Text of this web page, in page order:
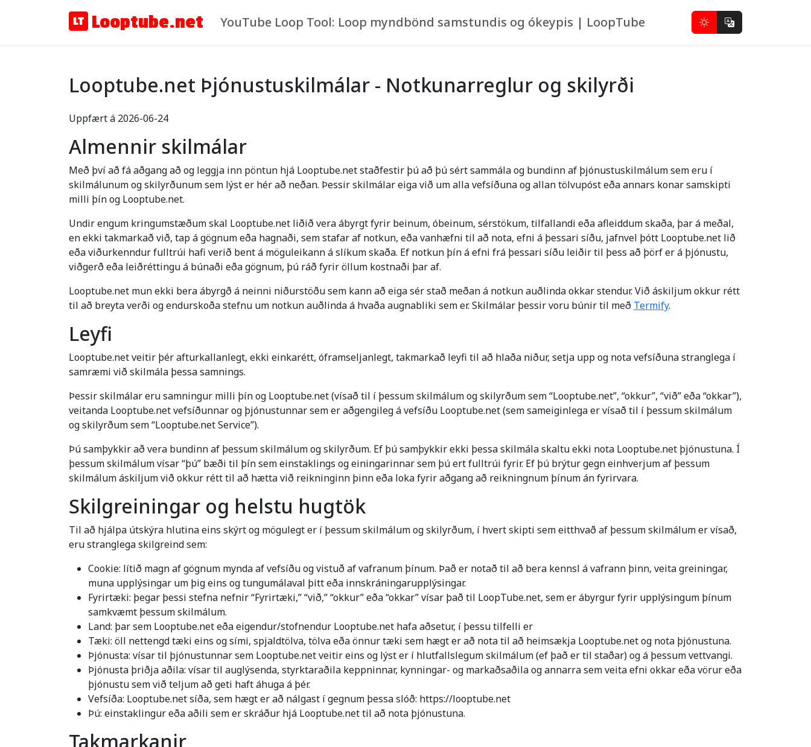
Looptube.net YouTube Loop Tool: Loop myndbönd samstundis og ókeypis | LoopTube
Looptube.net Þjónustuskilmálar - Notkunarreglur og skilyrði
Uppfært á 2026-06-24
Almennir skilmálar
Með því að fá aðgang að og leggja inn pöntun hjá Looptube.net staðfestir þú að þú sért sammála og bundinn af þjónustuskilmálum sem eru í
skilmálunum og skilyrðunum sem lýst er hér að neðan. Þessir skilmálar eiga við um alla vefsíðuna og allan tölvupóst eða annars konar samskipti
milli þín og Looptube.net.
Undir engum kringumstæðum skal Looptube.net liðið vera ábyrgt fyrir beinum, óbeinum, sérstökum, tilfallandi eða afleiddum skaða, þar á meðal,
en ekki takmarkað við, tap á gögnum eða hagnaði, sem stafar af notkun, eða vanhæfni til að nota, efni á þessari síðu, jafnvel þótt Looptube.net lið
eða viðurkenndur fulltrúi hafi verið bent á möguleikann á slíkum skaða. Ef notkun þín á efni frá þessari síðu leiðir til þess að þörf er á þjónustu,
viðgerð eða leiðréttingu á búnaði eða gögnum, þú ráð fyrir öllum kostnaði þar af.
Looptube.net mun ekki bera ábyrgð á neinni niðurstöðu sem kann að eiga sér stað meðan á notkun auðlinda okkar stendur. Við áskiljum okkur rétt
til að breyta verði og endurskoða stefnu um notkun auðlinda á hvaða augnabliki sem er. Skilmálar þessir voru búnir til með Termify.
Leyfi
Looptube.net veitir þér afturkallanlegt, ekki einkarétt, óframseljanlegt, takmarkað leyfi til að hlaða niður, setja upp og nota vefsíðuna stranglega í
samræmi við skilmála þessa samnings.
Þessir skilmálar eru samningur milli þín og Looptube.net (vísað til í þessum skilmálum og skilyrðum sem “Looptube.net”, “okkur”, “við” eða “okkar”),
veitanda Looptube.net vefsíðunnar og þjónustunnar sem er aðgengileg á vefsíðu Looptube.net (sem sameiginlega er vísað til í þessum skilmálum
og skilyrðum sem “Looptube.net Service”).
Þú samþykkir að vera bundinn af þessum skilmálum og skilyrðum. Ef þú samþykkir ekki þessa skilmála skaltu ekki nota Looptube.net þjónustuna. Í
þessum skilmálum vísar “þú” bæði til þín sem einstaklings og einingarinnar sem þú ert fulltrúi fyrir. Ef þú brýtur gegn einhverjum af þessum
skilmálum áskiljum við okkur rétt til að hætta við reikninginn þinn eða loka fyrir aðgang að reikningnum þínum án fyrirvara.
Skilgreiningar og helstu hugtök
Til að hjálpa útskýra hlutina eins skýrt og mögulegt er í þessum skilmálum og skilyrðum, í hvert skipti sem eitthvað af þessum skilmálum er vísað,
eru stranglega skilgreind sem:
Cookie: lítið magn af gögnum mynda af vefsíðu og vistuð af vafranum þínum. Það er notað til að bera kennsl á vafrann þinn, veita greiningar,
muna upplýsingar um þig eins og tungumálaval þitt eða innskráningarupplýsingar.
Fyrirtæki: þegar þessi stefna nefnir “Fyrirtæki,” “við,” “okkur” eða “okkar” vísar það til LoopTube.net, sem er ábyrgur fyrir upplýsingum þínum
samkvæmt þessum skilmálum.
Land: þar sem Looptube.net eða eigendur/stofnendur Looptube.net hafa aðsetur, í þessu tilfelli er
Tæki: öll nettengd tæki eins og sími, spjaldtölva, tölva eða önnur tæki sem hægt er að nota til að heimsækja Looptube.net og nota þjónustuna.
Þjónusta: vísar til þjónustunnar sem Looptube.net veitir eins og lýst er í hlutfallslegum skilmálum (ef það er til staðar) og á þessum vettvangi.
Þjónusta þriðja aðila: vísar til auglýsenda, styrktaraðila keppninnar, kynningar- og markaðsaðila og annarra sem veita efni okkar eða vörur eða
þjónustu sem við teljum að geti haft áhuga á þér.
Vefsíða: Looptube.net síða, sem hægt er að nálgast í gegnum þessa slóð: https://looptube.net
Þú: einstaklingur eða aðili sem er skráður hjá Looptube.net til að nota þjónustuna.
Takmarkanir